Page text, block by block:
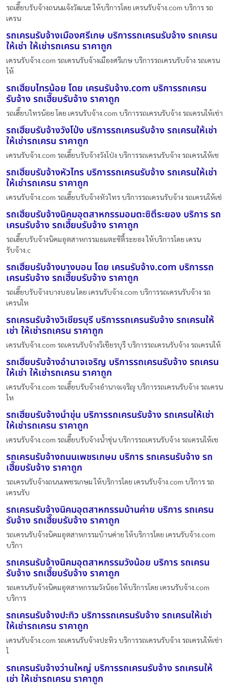
รถเฮี๊ยบรับจ้างถนนแจ้งวัฒนะ ให้บริการโดย เครนรับจ้าง.com บริการ รถ
เครน
รถเครนรับจ้างเมืองศรีเกษ บริการรถเครนรับจ้าง รถเครน
ให้เช่า ให้เช่ารถเครน ราคาถูก
เครนรับจ้าง.com รถเครนรับจ้างเมืองศรีเกษ บริการรถเครนรับจ้าง รถเครน
ให้
รถเฮี๊ยบไทรน้อย โดย เครนรับจ้าง.com บริการรถเครน
รับจ้าง รถเฮี๊ยบรับจ้าง ราคาถูก
รถเฮี๊ยบไทรน้อย โดย เครนรับจ้าง.com บริการรถเครนรับจ้าง รถเครนให้เช่า
รถเฮี๊ยบรับจ้างวังโป่ง บริการรถเครนรับจ้าง รถเครนให้เช่า
ให้เช่ารถเครน ราคาถูก
เครนรับจ้าง.com รถเฮี๊ยบรับจ้างวังโป่ง บริการรถเครนรับจ้าง รถเครนให้เช
รถเฮี๊ยบรับจ้างหัวไทร บริการรถเครนรับจ้าง รถเครนให้เช่า
ให้เช่ารถเครน ราคาถูก
เครนรับจ้าง.com รถเฮี๊ยบรับจ้างหัวไทร บริการรถเครนรับจ้าง รถเครนให้เช่
รถเฮี๊ยบรับจ้างนิคมอุตสาหกรรมอมตะซิตี้ระยอง บริการ รถ
เครนรับจ้าง รถเฮี๊ยบรับจ้าง ราคาถูก
รถเฮี๊ยบรับจ้างนิคมอุตสาหกรรมอมตะซิตี้ระยอง ให้บริการโดย เครน
รับจ้าง.c
รถเฮี๊ยบรับจ้างบางบอน โดย เครนรับจ้าง.com บริการรถ
เครนรับจ้าง รถเฮี๊ยบรับจ้าง ราคาถูก
รถเฮี๊ยบรับจ้างบางบอน โดย เครนรับจ้าง.com บริการรถเครนรับจ้าง รถ
เครนให
รถเครนรับจ้างวิเชียรบุรี บริการรถเครนรับจ้าง รถเครนให้
เช่า ให้เช่ารถเครน ราคาถูก
เครนรับจ้าง.com รถเครนรับจ้างวิเชียรบุรี บริการรถเครนรับจ้าง รถเครนให้
รถเฮี๊ยบรับจ้างอำนาจเจริญ บริการรถเครนรับจ้าง รถเครน
ให้เช่า ให้เช่ารถเครน ราคาถูก
เครนรับจ้าง.com รถเฮี๊ยบรับจ้างอำนาจเจริญ บริการรถเครนรับจ้าง รถเครน
ให
รถเฮี๊ยบรับจ้างน้ำขุ่น บริการรถเครนรับจ้าง รถเครนให้เช่า
ให้เช่ารถเครน ราคาถูก
เครนรับจ้าง.com รถเฮี๊ยบรับจ้างน้ำขุ่น บริการรถเครนรับจ้าง รถเครนให้เช
รถเครนรับจ้างถนนเพชรเกษม บริการ รถเครนรับจ้าง รถ
เฮี๊ยบรับจ้าง ราคาถูก
รถเครนรับจ้างถนนเพชรเกษม ให้บริการโดย เครนรับจ้าง.com บริการ รถ
เครนรับ
รถเครนรับจ้างนิคมอุตสาหกรรมบ้านค่าย บริการ รถเครน
รับจ้าง รถเฮี๊ยบรับจ้าง ราคาถูก
รถเครนรับจ้างนิคมอุตสาหกรรมบ้านค่าย ให้บริการโดย เครนรับจ้าง.com
บริกา
รถเครนรับจ้างนิคมอุตสาหกรรมวังน้อย บริการ รถเครน
รับจ้าง รถเฮี๊ยบรับจ้าง ราคาถูก
รถเครนรับจ้างนิคมอุตสาหกรรมวังน้อย ให้บริการโดย เครนรับจ้าง.com
บริการ
รถเครนรับจ้างปะทิว บริการรถเครนรับจ้าง รถเครนให้เช่า
ให้เช่ารถเครน ราคาถูก
เครนรับจ้าง.com รถเครนรับจ้างปะทิว บริการรถเครนรับจ้าง รถเครนให้เช่า
ใ
รถเครนรับจ้างว่านใหญ่ บริการรถเครนรับจ้าง รถเครนให้
เช่า ให้เช่ารถเครน ราคาถูก